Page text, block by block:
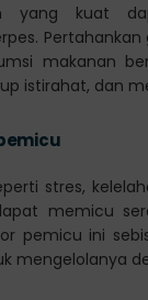
yang kuat
makanan
istirahat, dan
stres,
memicu
pemicu ini
mengelolanya